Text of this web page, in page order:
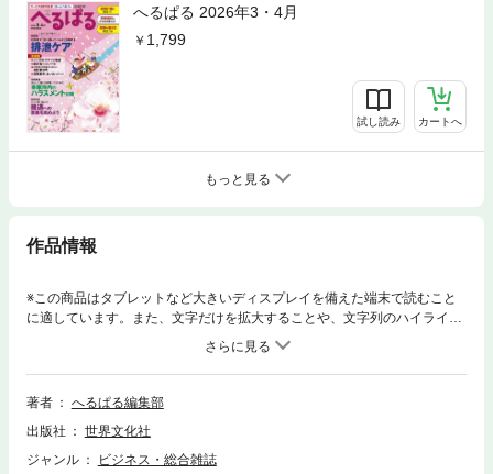
へるぱる 2026年3・4月
1,799
試し読み カートへ
もっと見る
作品情報
※この商品はタブレットなど大きいディスプレイを備えた端末で読むこと
に適しています。また、文字だけを拡大することや、文字列のハイライ
ト、検索、辞書の参照、引用などの機能が使用できません。訪問介護事業
所・サービス提供責任者・ホームヘルパーのための本です！●【巻頭特
集】現場の「困った」にどう対応する？ 口腔ケアＱ＆Ａ●【研修特集1】
起こるときは突然！ 誤嚥・窒息の対応と予防策●【研修特集2】訪問介護
アで安心・安全介助術●運営基準とあいまいゾーン ほか※2026年 7・8月
電子版には以下のコンテンツは含まれておりません。・へるぱるPICK UP
著者
へるぱる編集部
出版社
世界文化社
ジャンル
ビジネス・総合雑誌